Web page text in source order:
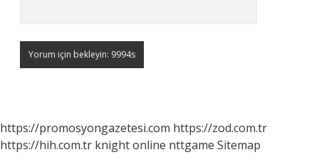
https://promosyongazetesi.com https://zod.com.tr
https://hih.com.tr knight online nttgame Sitemap